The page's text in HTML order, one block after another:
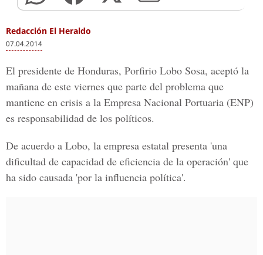
Redacción El Heraldo
07.04.2014
El presidente de Honduras, Porfirio Lobo Sosa, aceptó la
mañana de este viernes que parte del problema que
mantiene en crisis a la Empresa Nacional Portuaria (ENP)
es responsabilidad de los políticos.
De acuerdo a Lobo, la empresa estatal presenta 'una
dificultad de capacidad de eficiencia de la operación' que
ha sido causada 'por la influencia política'.